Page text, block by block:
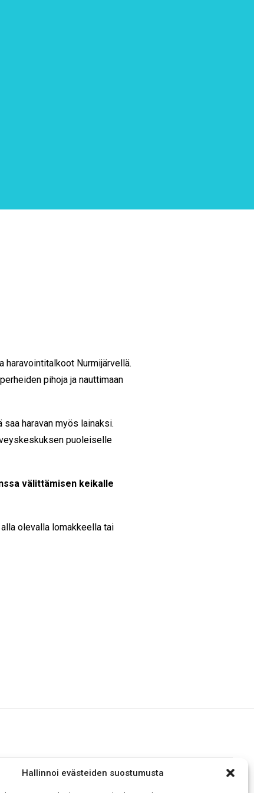
Hallinnoi evästeiden suostumusta
haravointitalkoot Nurmijärvellä.
pihoja ja nauttimaan
haravan myös lainaksi.
puoleiselle
välittämisen keikalle
olevalla lomakkeella tai